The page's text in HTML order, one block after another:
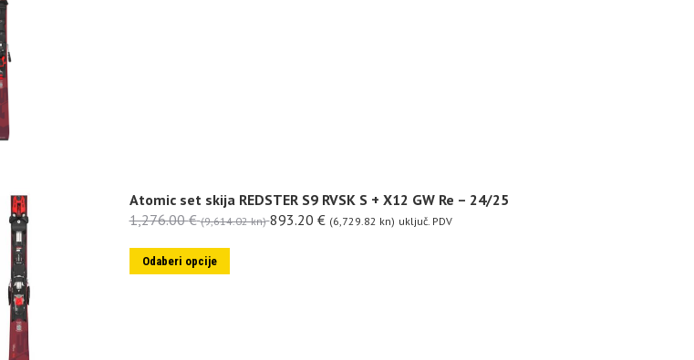
Atomic set skija REDSTER S9 RVSK S + X12 GW Re – 24/25
1,276.00€ (9,614.02 kn) 893.20 € (6,729.82 kn) uključ. PDV
Odaberi opcije